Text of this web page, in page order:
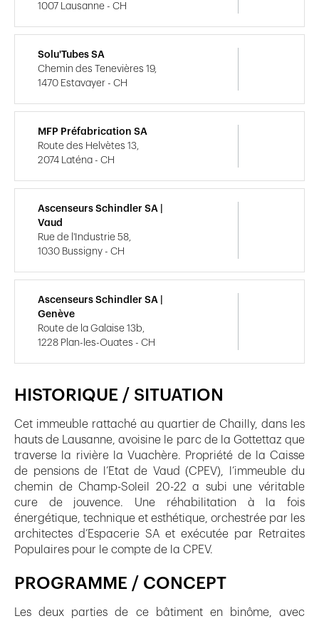
HISTORIQUE / SITUATION
Cet immeuble rattaché au quartier de Chailly, dans les
hauts de Lausanne, avoisine le parc de la Gottettaz que
traverse la rivière la Vuachère. Propriété de la Caisse
de pensions de l’Etat de Vaud (CPEV), l’immeuble du
chemin de Champ-Soleil 20-22 a subi une véritable
cure de jouvence. Une réhabilitation à la fois
énergétique, technique et esthétique, orchestrée par les
architectes d’Espacerie SA et exécutée par Retraites
Populaires pour le compte de la CPEV.
PROGRAMME / CONCEPT
Les deux parties de ce bâtiment en binôme, avec
1007 Lausanne - CH
Solu'Tubes SA
Chemin des Tenevières 19,
1470 Estavayer - CH
MFP Préfabrication SA
Route des Helvètes 13,
2074 Laténa - CH
Ascenseurs Schindler SA |
Vaud
Rue de l'Industrie 58,
1030 Bussigny - CH
Ascenseurs Schindler SA |
Genève
Route de la Galaise 13b,
1228 Plan-les-Ouates - CH